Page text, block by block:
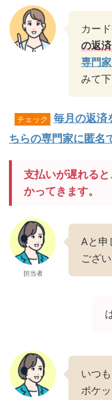
カー
の返
専門
みて下
チェック
毎月の返済
ちらの専門家に匿名
支払いが遅れる
かってきます。
担当者
Aと
ござ
いつ
ポケ